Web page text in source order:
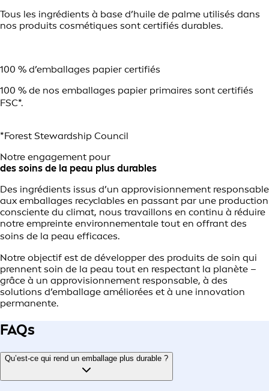
Tous les ingrédients à base d’huile de palme utilisés dans
nos produits cosmétiques sont certifiés durables.
100 % d’emballages papier certifiés
100 % de nos emballages papier primaires sont certifiés
FSC*.
*Forest Stewardship Council
Notre engagement pour
des soins de la peau plus durables
Des ingrédients issus d’un approvisionnement responsable
aux emballages recyclables en passant par une production
consciente du climat, nous travaillons en continu à réduire
notre empreinte environnementale tout en offrant des
soins de la peau efficaces.
Notre objectif est de développer des produits de soin qui
prennent soin de la peau tout en respectant la planète –
grâce à un approvisionnement responsable, à des
solutions d’emballage améliorées et à une innovation
permanente.
FAQs
Qu’est‑ce qui rend un emballage plus durable ?